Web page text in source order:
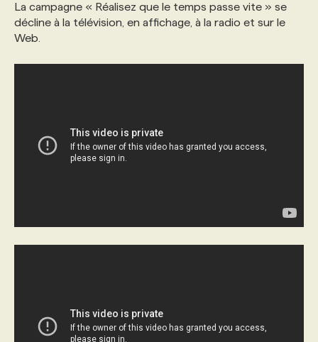
PROGRAMMES DE SUBVENTIONS
La campagne « Réalisez que le temps passe vite » se
décline à la télévision, en affichage, à la radio et sur le
Web.